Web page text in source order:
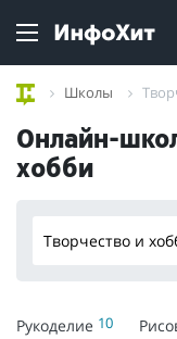
Школы
Онлайн-
хобби
Творчество и
Рукоделие 10